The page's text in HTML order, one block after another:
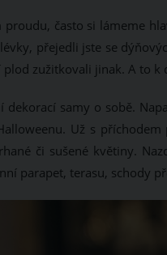
proudu, často si lámeme
přejedli jste se
zužitkovali jinak. A to k
samy o sobě.
Už s
či sušené květiny.
parapet, terasu, schody